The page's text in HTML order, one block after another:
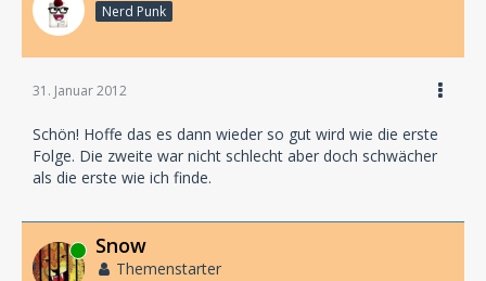
Nerd Punk
31. Januar 2012
Schön! Hoffe das es dann wieder so gut wird wie die erste
Folge. Die zweite war nicht schlecht aber doch schwächer
als die erste wie ich finde.
Online Snow
Themenstarter